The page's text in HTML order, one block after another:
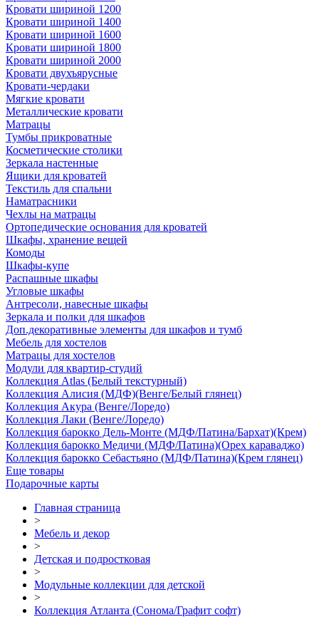
Кровати шириной 1200
Кровати шириной 1400
Кровати шириной 1600
Кровати шириной 1800
Кровати шириной 2000
Кровати двухъярусные
Кровати-чердаки
Мягкие кровати
Металлические кровати
Матрацы
Тумбы прикроватные
Косметические столики
Зеркала настенные
Ящики для кроватей
Текстиль для спальни
Наматрасники
Чехлы на матрацы
Ортопедические основания для кроватей
Шкафы, хранение вещей
Комоды
Шкафы-купе
Распашные шкафы
Угловые шкафы
Антресоли, навесные шкафы
Зеркала и полки для шкафов
Доп.декоративные элементы для шкафов и тумб
Мебель для хостелов
Матрацы для хостелов
Модули для квартир-студий
Коллекция Atlas (Белый текстурный)
Коллекция Алисия (МДФ)(Венге/Белый глянец)
Коллекция Акура (Венге/Лоредо)
Коллекция Лаки (Венге/Лоредо)
Коллекция барокко Дель-Монте (МДФ/Патина/Бархат)(Крем)
Коллекция барокко Медичи (МДФ/Патина)(Орех караваджо)
Коллекция барокко Себастьяно (МДФ/Патина)(Крем глянец)
Еще товары
Подарочные карты
Главная страница
>
Мебель и декор
>
Детская и подростковая
>
Модульные коллекции для детской
>
Коллекция Атланта (Сонома/Графит софт)